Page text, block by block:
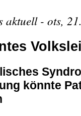
aktuell - ots,
könnte